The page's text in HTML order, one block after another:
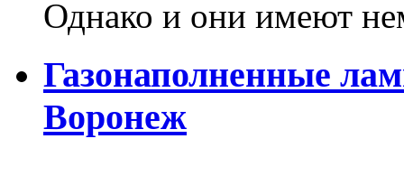
Однако и они имеют
Газонаполненные
Воронеж